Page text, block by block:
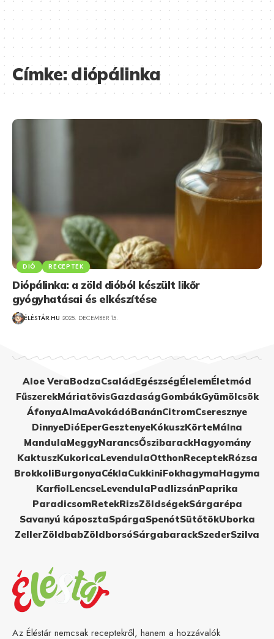
Címke:diópálinka
DIÓ RECEPTEK
Diópálinka: a zöld dióból készült likőr
gyógyhatásai és elkészítése
ÉLÉSTÁR.HU 2025. DECEMBER 15.
Aloe VeraBodzaCsaládEgészségÉlelemÉletmód
FűszerekMáriatövisGazdaságGombákGyümölcsök
ÁfonyaAlmaAvokádóBanánCitromCseresznye
DinnyeDióEperGesztenyeKókuszKörteMálna
MandulaMeggyNarancsŐszibarackHagyomány
KaktuszKukoricaLevendulaOtthonReceptekRózsa
BrokkoliBurgonyaCéklaCukkiniFokhagymaHagyma
KarfiolLencseLevendulaPadlizsánPaprika
ParadicsomRetekRizsZöldségekSárgarépa
Savanyú káposztaSpárgaSpenótSütőtökUborka
ZellerZöldbabZöldborsóSárgabarackSzederSzilva
Az Éléstár nemcsak receptekről, hanem a hozzávalók